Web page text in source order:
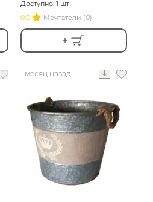
Доступно: 1 шт
0.0
Мечтатели (0)
1 месяц назад